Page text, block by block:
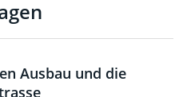
Ausbau und die